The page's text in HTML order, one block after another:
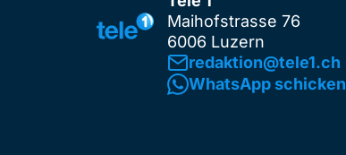
Maihofstrasse 76
6006 Luzern
redaktion@tele1.ch
WhatsApp schicken